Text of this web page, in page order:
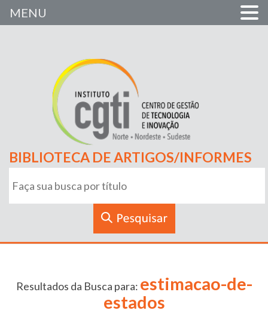
BIBLIOTECA DE ARTIGOS/INFORMES
Resultados da Busca para: estimacao-de-
estados
MENU